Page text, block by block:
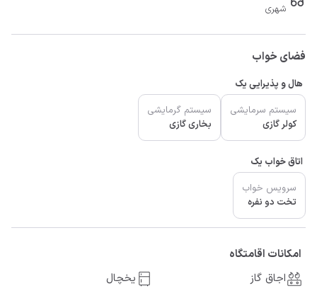
شهری
فضای خواب
هال و پذیرایی یک
سیستم سرمایشی
کولر گازی
سیستم گرمایشی
بخاری گازی
اتاق خواب یک
سرویس خواب
تخت دو نفره
امکانات اقامتگاه
اجاق گاز
یخچال